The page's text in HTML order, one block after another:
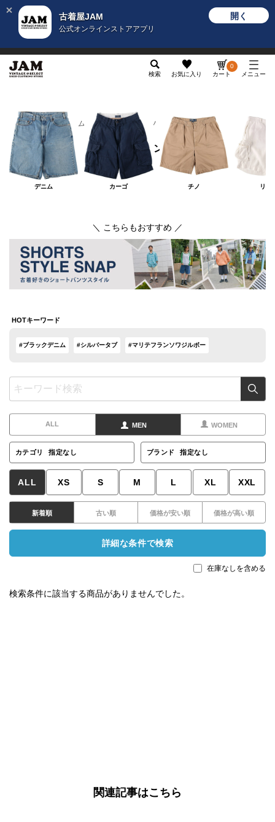
古着屋JAM
公式オンラインストアアプリ
開く
検索 お気に入り カート
0
メニュー
メンズ ボトムス ショートパンツ
ショートパンツ
デニム カーゴ チノ リネ
＼ こちらもおすすめ ／
HOTキーワード
#ブラックデニム #シルバータブ #マリテフランソワジルボー
ALL MEN WOMEN
カテゴリ 指定なし ブランド 指定なし
ALL XS S M L XL XXL
新着順 古い順 価格が安い順 価格が高い順
詳細な条件で検索
在庫なしを含める
検索条件に該当する商品がありませんでした。
関連記事はこちら